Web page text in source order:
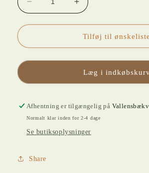
Reducer
antallet
for
BLÅ
TURKIS
Øg
antallet
for
ARMBÅND
BLÅ
TURKIS
Tilføj til ønskeliste
Læg i
Afhentning er tilgængelig på
Normalt klar inden for 2-4 dage
Se butiksoplysninger
Share